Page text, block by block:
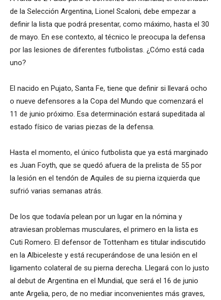
de la Selección Argentina, Lionel Scaloni, debe empezar a
definir la lista que podrá presentar, como máximo, hasta el 30
de mayo. En ese contexto, al técnico le preocupa la defensa
por las lesiones de diferentes futbolistas. ¿Cómo está cada
uno?
El nacido en Pujato, Santa Fe, tiene que definir si llevará ocho
o nueve defensores a la Copa del Mundo que comenzará el
11 de junio próximo. Esa determinación estará supeditada al
estado físico de varias piezas de la defensa.
Hasta el momento, el único futbolista que ya está marginado
es Juan Foyth, que se quedó afuera de la prelista de 55 por
la lesión en el tendón de Aquiles de su pierna izquierda que
sufrió varias semanas atrás.
De los que todavía pelean por un lugar en la nómina y
atraviesan problemas musculares, el primero en la lista es
Cuti Romero. El defensor de Tottenham es titular indiscutido
en la Albiceleste y está recuperándose de una lesión en el
ligamento colateral de su pierna derecha. Llegará con lo justo
al debut de Argentina en el Mundial, que será el 16 de junio
ante Argelia, pero, de no mediar inconvenientes más graves,